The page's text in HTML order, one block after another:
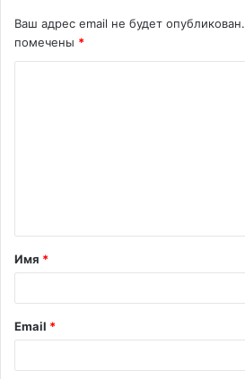
Ваш адрес email не будет опубликован.
помечены *
Имя *
Email *